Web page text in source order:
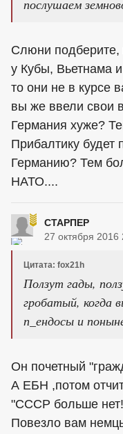
послушаем
Слюни подберите,
у Кубы, Вьетнама
то они не в курсе
вы же ввели свои
Германия хуже?
Прибалтику
Германию? Тем
НАТО....
СТАРПЕР
27 октября 2016
Цитата: fox21h
Ползут гады,
гробатый, когда
п_ендосы и
Он почетный
А ЕБН ,потом
"СССР больше
Повезло вам